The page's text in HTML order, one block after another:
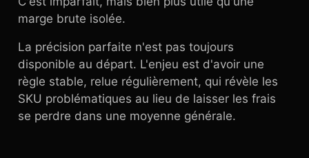
marge brute isolée.
La précision parfaite n'est pas toujours
disponible au départ. L'enjeu est d'avoir une
règle stable, relue régulièrement, qui révèle les
SKU problématiques au lieu de laisser les frais
se perdre dans une moyenne générale.